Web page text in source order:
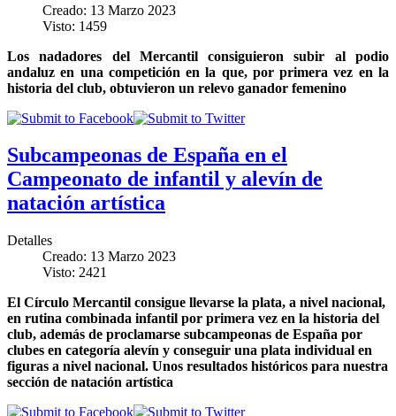
Creado: 13 Marzo 2023
Visto: 1459
Los nadadores del Mercantil consiguieron subir al podio
andaluz en una competición en la que, por primera vez en la
historia del club, obtuvieron un relevo ganador femenino
Subcampeonas de España en el
Campeonato de infantil y alevín de
natación artística
Detalles
Creado: 13 Marzo 2023
Visto: 2421
El Círculo Mercantil consigue llevarse la plata, a nivel nacional,
en rutina combinada infantil por primera vez en la historia del
club, además de proclamarse subcampeonas de España por
clubes en categoría alevín y conseguir una plata individual en
figuras a nivel nacional. Unos resultados históricos para nuestra
sección de natación artística